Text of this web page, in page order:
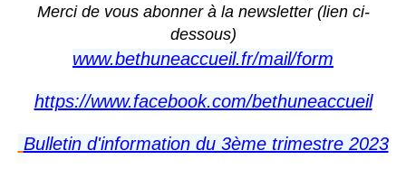
Merci de vous abonner à la newsletter (lien ci-
dessous)
www.bethuneaccueil.fr/mail/form
https://www.facebook.com/bethuneaccueil
Bulletin d'information du 3ème trimestre 2023